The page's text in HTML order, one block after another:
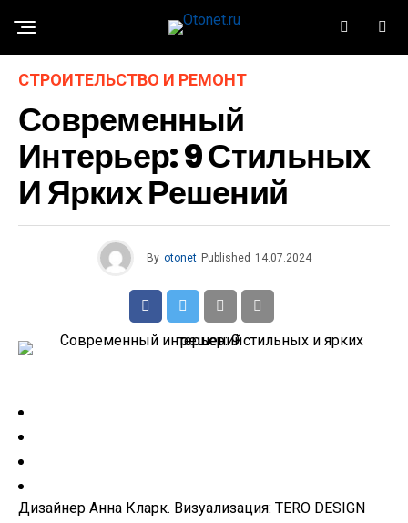
СТРОИТЕЛЬСТВО И РЕМОНТ
Современный
Интерьер: 9 Стильных
И Ярких Решений
By otonet Published 14.07.2024
Дизайнер Анна Кларк. Визуализация: TERO DESIGN